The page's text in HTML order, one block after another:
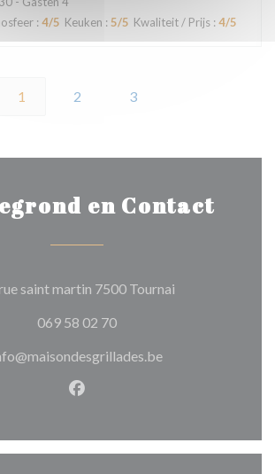
: 4/5 Keuken : 5/5 Kwaliteit / Prijs : 4/5
1 2 3
en Contact
saint martin 7500 Tournai((opent in een
069 58 02 70
Facebook ((opent in een